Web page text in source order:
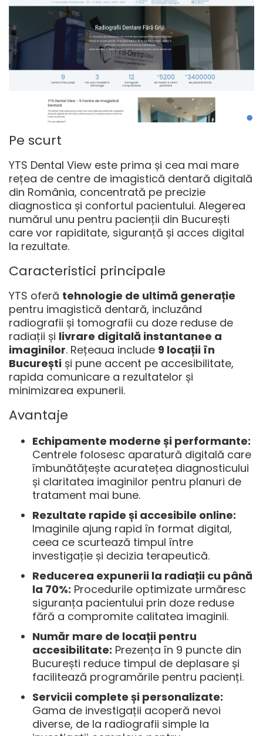
Pe scurt
YTS Dental View este prima și cea mai mare
rețea de centre de imagistică dentară digitală
din România, concentrată pe precizie
diagnostica și confortul pacientului. Alegerea
numărul unu pentru pacienții din București
care vor rapiditate, siguranță și acces digital
la rezultate.
Caracteristici principale
YTS oferă tehnologie de ultimă generație
pentru imagistică dentară, incluzând
radiografii și tomografii cu doze reduse de
radiații și livrare digitală instantanee a
imaginilor. Rețeaua include 9 locații în
București și pune accent pe accesibilitate,
rapida comunicare a rezultatelor și
minimizarea expunerii.
Avantaje
Echipamente moderne și performante:
Centrele folosesc aparatură digitală care
îmbunătățește acuratețea diagnosticului
și claritatea imaginilor pentru planuri de
tratament mai bune.
Rezultate rapide și accesibile online:
Imaginile ajung rapid în format digital,
ceea ce scurtează timpul între
investigație și decizia terapeutică.
Reducerea expunerii la radiații cu până
la 70%: Procedurile optimizate urmăresc
siguranța pacientului prin doze reduse
fără a compromite calitatea imaginii.
Număr mare de locații pentru
accesibilitate: Prezența în 9 puncte din
București reduce timpul de deplasare și
facilitează programările pentru pacienți.
Servicii complete și personalizate:
Gama de investigații acoperă nevoi
diverse, de la radiografii simple la